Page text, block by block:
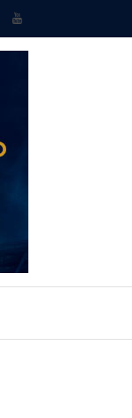
do Uruguai